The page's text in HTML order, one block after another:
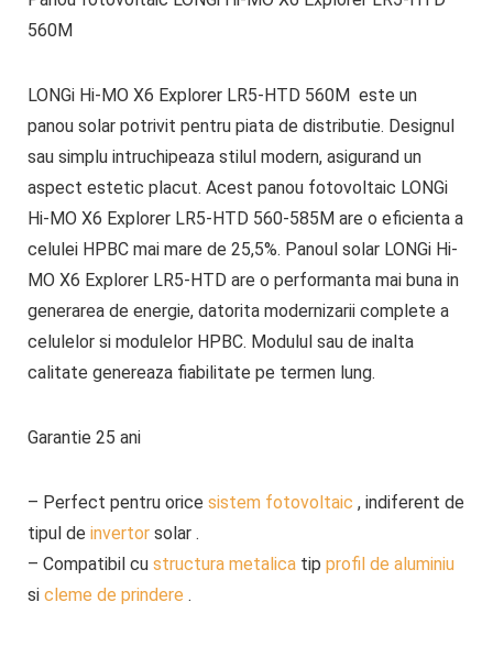
560M
LONGi Hi-MO X6 Explorer LR5-HTD 560Meste un
panou solar potrivit pentru piata de distributie. Designul
sau simplu intruchipeaza stilul modern, asigurand un
aspect estetic placut. Acest panou fotovoltaic LONGi
Hi-MO X6 Explorer LR5-HTD 560-585M are o eficienta a
celulei HPBC mai mare de 25,5%. Panoul solar LONGi Hi-
MO X6 Explorer LR5-HTD are o performanta mai buna in
generarea de energie, datorita modernizarii complete a
celulelor si modulelor HPBC. Modulul sau de inalta
calitate genereaza fiabilitate pe termen lung.
Garantie 25 ani
– Perfect pentru orice sistem fotovoltaic , indiferent de
tipul de invertorsolar .
– Compatibil cu structura metalicatip profil de aluminiu
si cleme de prindere .